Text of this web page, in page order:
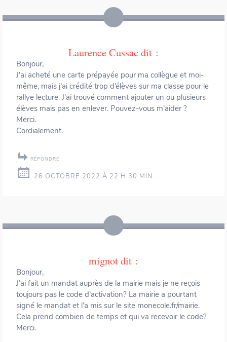
Laurence Cussac dit :
Bonjour,
J’ai acheté une carte prépayée pour ma collègue et moi-
même, mais j’ai crédité trop d’élèves sur ma classe pour le
rallye lecture. J’ai trouvé comment ajouter un ou plusieurs
élèves mais pas en enlever. Pouvez-vous m’aider ?
Merci.
Cordialement.
RÉPONDRE
26 OCTOBRE 2022 À 22 H 30 MIN
mignotdit :
Bonjour,
J’ai fait un mandat auprès de la mairie mais je ne reçois
toujours pas le code d’activation? La mairie a pourtant
signé le mandat et l’a mis sur le site monecole.fr/mairie.
Cela prend combien de temps et qui va recevoir le code?
Merci.